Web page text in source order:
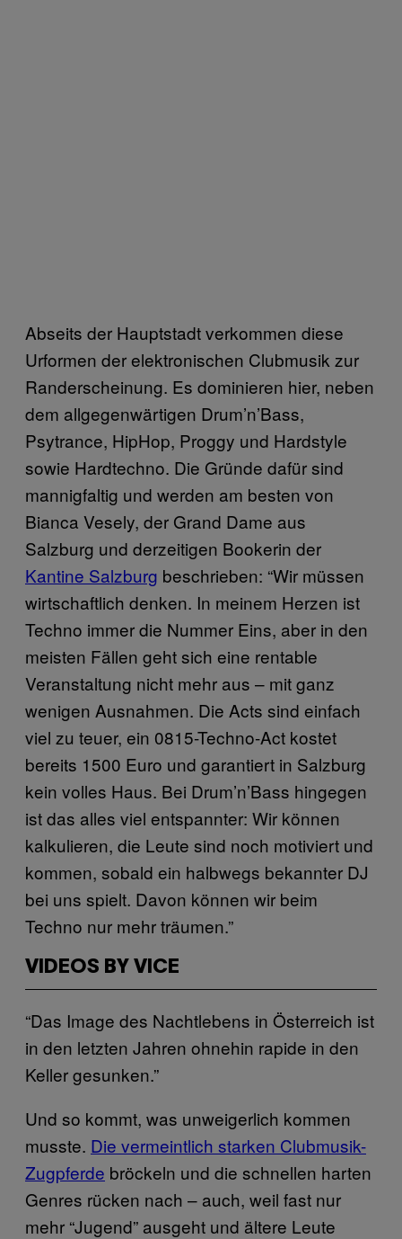
Abseits der Hauptstadt verkommen diese
Urformen der elektronischen Clubmusik zur
Randerscheinung. Es dominieren hier, neben
dem allgegenwärtigen Drum’n’Bass,
Psytrance, HipHop, Proggy und Hardstyle
sowie Hardtechno. Die Gründe dafür sind
mannigfaltig und werden am besten von
Bianca Vesely, der Grand Dame aus
Salzburg und derzeitigen Bookerin der
Kantine Salzburg beschrieben: “Wir müssen
wirtschaftlich denken. In meinem Herzen ist
Techno immer die Nummer Eins, aber in den
meisten Fällen geht sich eine rentable
Veranstaltung nicht mehr aus – mit ganz
wenigen Ausnahmen. Die Acts sind einfach
viel zu teuer, ein 0815-Techno-Act kostet
bereits 1500 Euro und garantiert in Salzburg
kein volles Haus. Bei Drum’n’Bass hingegen
ist das alles viel entspannter: Wir können
kalkulieren, die Leute sind noch motiviert und
kommen, sobald ein halbwegs bekannter DJ
bei uns spielt. Davon können wir beim
Techno nur mehr träumen.”
VIDEOS BY VICE
“Das Image des Nachtlebens in Österreich ist
in den letzten Jahren ohnehin rapide in den
Keller gesunken.”
Und so kommt, was unweigerlich kommen
musste. Die vermeintlich starken Clubmusik-
Zugpferde bröckeln und die schnellen harten
Genres rücken nach – auch, weil fast nur
mehr “Jugend” ausgeht und ältere Leute